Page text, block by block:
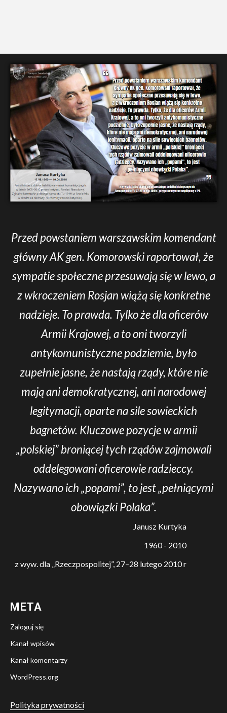
Przed powstaniem warszawskim komendant
główny AK gen. Komorowski raportował, że
sympatie społeczne przesuwają się w lewo, a
z wkroczeniem Rosjan wiążą się konkretne
nadzieje. To prawda. Tylko że dla oficerów
Armii Krajowej, a to oni tworzyli
antykomunistyczne podziemie, było
zupełnie jasne, że nastają rządy, które nie
mają ani demokratycznej, ani narodowej
legitymacji, oparte na sile sowieckich
bagnetów. Kluczowe pozycje w armii
„polskiej” broniącej tych rządów zajmowali
oddelegowani oficerowie radzieccy.
Nazywano ich „popami”, to jest „pełniącymi
obowiązki Polaka”.
Janusz Kurtyka
1960 - 2010
z wyw. dla „Rzeczpospolitej”, 27–28 lutego 2010 r
META
Zaloguj się
Kanał wpisów
Kanał komentarzy
WordPress.org
Polityka prywatności